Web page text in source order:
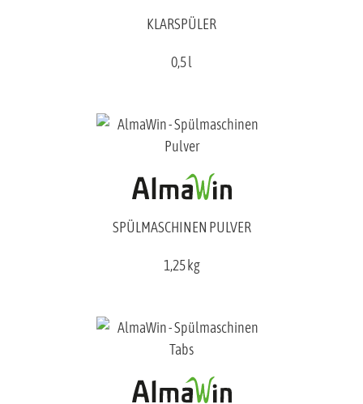
KLARSPÜLER
0,5 l
SPÜLMASCHINEN PULVER
1,25 kg